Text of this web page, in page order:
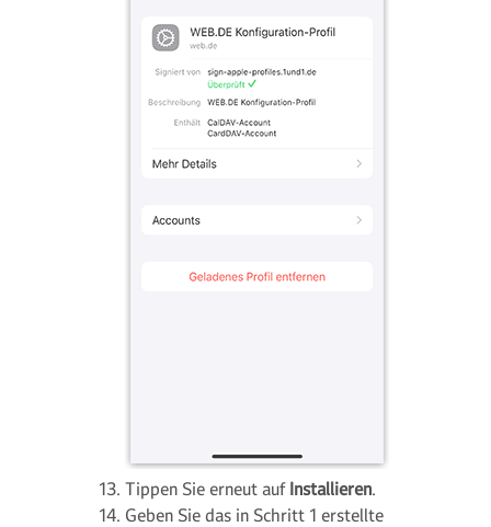
Tippen Sie erneut auf Installieren.
Geben Sie das in Schritt 1 erstellte